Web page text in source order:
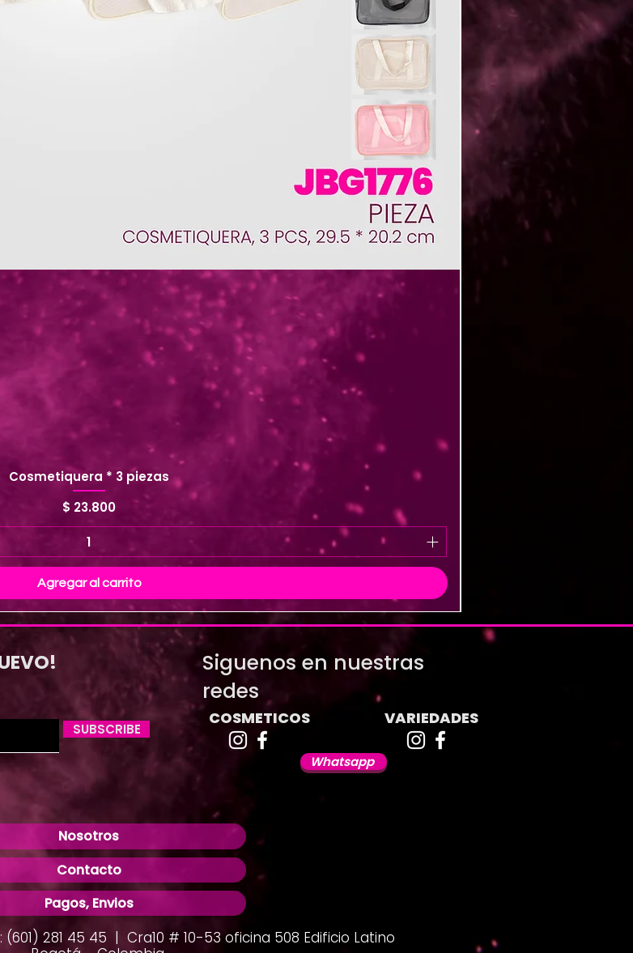
Cosmetiquera * 3 piezas
Precio
$ 23.800
Agregar al carrito
SUBSCRIBE
Siguenos en nuestras
redes
COSMETICOS VARIEDADES
Whatsapp
Nosotros
Contacto
Pagos, Envios
(601) 281 45 45 | Cra10 # 10-53 oficina 508 Edificio Latino